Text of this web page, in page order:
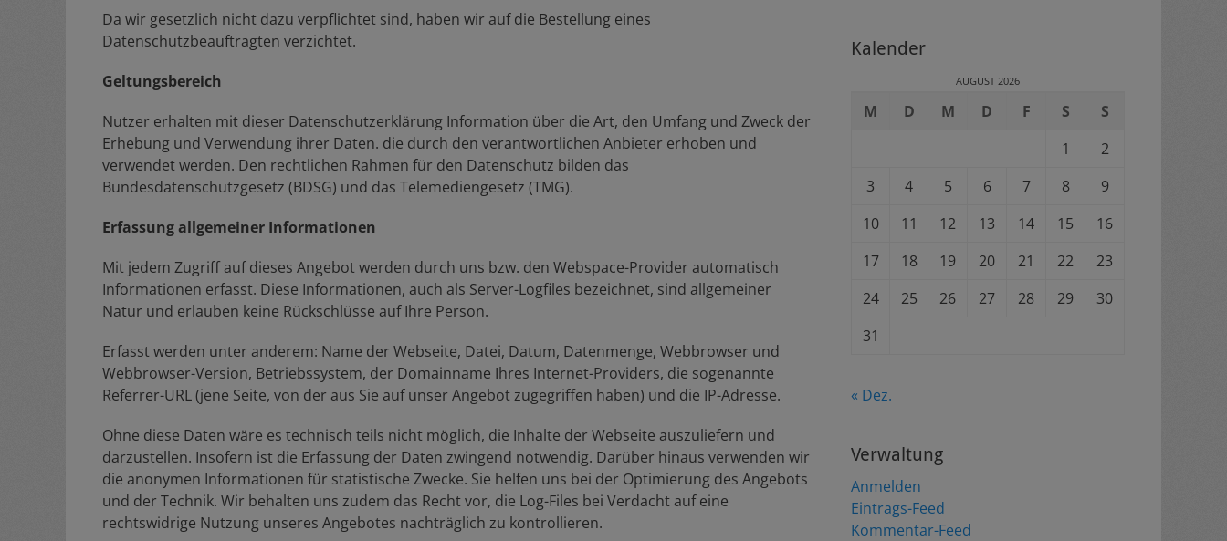
Da wir gesetzlich nicht dazu verpflichtet sind, haben wir auf die Bestellung eines
Datenschutzbeauftragten verzichtet.
Geltungsbereich
Nutzer erhalten mit dieser Datenschutzerklärung Information über die Art, den Umfang und Zweck der
Erhebung und Verwendung ihrer Daten. die durch den verantwortlichen Anbieter erhoben und
verwendet werden. Den rechtlichen Rahmen für den Datenschutz bilden das
Bundesdatenschutzgesetz (BDSG) und das Telemediengesetz (TMG).
Erfassung allgemeiner Informationen
Mit jedem Zugriff auf dieses Angebot werden durch uns bzw. den Webspace-Provider automatisch
Informationen erfasst. Diese Informationen, auch als Server-Logfiles bezeichnet, sind allgemeiner
Natur und erlauben keine Rückschlüsse auf Ihre Person.
Erfasst werden unter anderem: Name der Webseite, Datei, Datum, Datenmenge, Webbrowser und
Webbrowser-Version, Betriebssystem, der Domainname Ihres Internet-Providers, die sogenannte
Referrer-URL (jene Seite, von der aus Sie auf unser Angebot zugegriffen haben) und die IP-Adresse.
Ohne diese Daten wäre es technisch teils nicht möglich, die Inhalte der Webseite auszuliefern und
darzustellen. Insofern ist die Erfassung der Daten zwingend notwendig. Darüber hinaus verwenden wir
die anonymen Informationen für statistische Zwecke. Sie helfen uns bei der Optimierung des Angebots
und der Technik. Wir behalten uns zudem das Recht vor, die Log-Files bei Verdacht auf eine
rechtswidrige Nutzung unseres Angebotes nachträglich zu kontrollieren.
Kalender
AUGUST 2026
M D M D F S
S
1
2
3
4 5 6 7 8
9
10
11 12 13 14 15
16
17
18 19 20 21 22
23
24
25 26 27 28 29
30
31
« Dez.
Verwaltung
Anmelden
Eintrags-Feed
Kommentar-Feed